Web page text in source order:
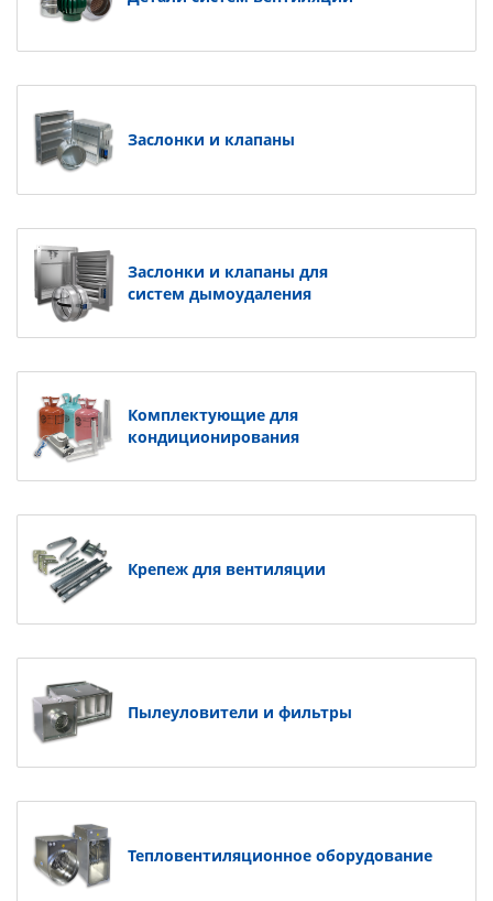
Заслонки и клапаны
Заслонки и клапаны для
систем дымоудаления
Комплектующие для
кондиционирования
Крепеж для вентиляции
Пылеуловители и фильтры
Тепловентиляционное оборудование